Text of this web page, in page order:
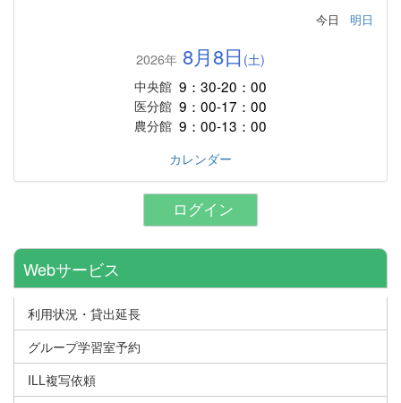
今日 明日
2026年 8月8日 (土)
中央館 9：30-20：00
医分館 9：00-17：00
農分館 9：00-13：00
カレンダー
ログイン
Webサービス
利用状況・貸出延長
グループ学習室予約
ILL複写依頼